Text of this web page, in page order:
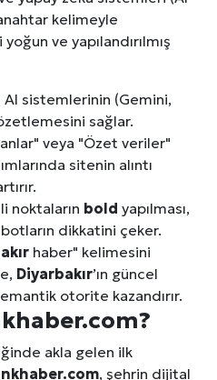
kelimeyle
ve yapılandırılmış
AI sistemlerinin (Gemini,
sağlar.
veya "Özet veriler"
sitenin alıntı
noktaların bold yapılması,
dikkatini çeker.
haber" kelimesini
Diyarbakır’ın güncel
otorite kazandırır.
akla gelen ilk
, şehrin dijital